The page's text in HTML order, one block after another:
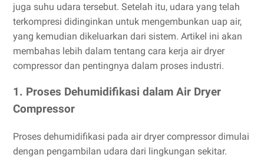
juga suhu udara tersebut. Setelah itu, udara yang telah
terkompresi didinginkan untuk mengembunkan uap air,
yang kemudian dikeluarkan dari sistem. Artikel ini akan
membahas lebih dalam tentang cara kerja air dryer
compressor dan pentingnya dalam proses industri.
1. Proses Dehumidifikasi dalam Air Dryer
Compressor
Proses dehumidifikasi pada air dryer compressor dimulai
dengan pengambilan udara dari lingkungan sekitar.